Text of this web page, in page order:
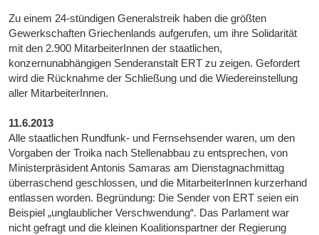
Zu einem 24-stündigen Generalstreik haben die größten
Gewerkschaften Griechenlands aufgerufen, um ihre Solidarität
mit den 2.900 MitarbeiterInnen der staatlichen,
konzernunabhängigen Senderanstalt ERT zu zeigen. Gefordert
wird die Rücknahme der Schließung und die Wiedereinstellung
aller MitarbeiterInnen.
11.6.2013
Alle staatlichen Rundfunk- und Fernsehsender waren, um den
Vorgaben der Troika nach Stellenabbau zu entsprechen, von
Ministerpräsident Antonis Samaras am Dienstagnachmittag
überraschend geschlossen, und die MitarbeiterInnen kurzerhand
entlassen worden. Begründung: Die Sender von ERT seien ein
Beispiel „unglaublicher Verschwendung“. Das Parlament war
nicht gefragt und die kleinen Koalitionspartner der Regierung